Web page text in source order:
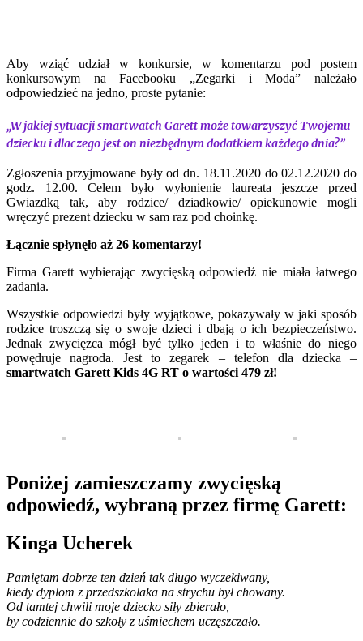
Aby wziąć udział w konkursie, w komentarzu pod postem
konkursowym na Facebooku „Zegarki i Moda” należało
odpowiedzieć na jedno, proste pytanie:
„W jakiej sytuacji smartwatch Garett może towarzyszyć Twojemu
dziecku i dlaczego jest on niezbędnym dodatkiem każdego dnia?”
Zgłoszenia przyjmowane były od dn. 18.11.2020 do 02.12.2020 do
godz. 12.00. Celem było wyłonienie laureata jeszcze przed
Gwiazdką tak, aby rodzice/ dziadkowie/ opiekunowie mogli
wręczyć prezent dziecku w sam raz pod choinkę.
Łącznie spłynęło aż 26 komentarzy!
Firma Garett wybierając zwycięską odpowiedź nie miała łatwego
zadania.
Wszystkie odpowiedzi były wyjątkowe, pokazywały w jaki sposób
rodzice troszczą się o swoje dzieci i dbają o ich bezpieczeństwo.
Jednak zwycięzca mógł być tylko jeden i to właśnie do niego
powędruje nagroda. Jest to zegarek – telefon dla dziecka –
smartwatch Garett Kids 4G RT o wartości 479 zł!
Poniżej zamieszczamy zwycięską
odpowiedź, wybraną przez firmę Garett:
Kinga Ucherek
Pamiętam dobrze ten dzień tak długo wyczekiwany,
kiedy dyplom z przedszkolaka na strychu był chowany.
Od tamtej chwili moje dziecko siły zbierało,
by codziennie do szkoły z uśmiechem uczęszczało.